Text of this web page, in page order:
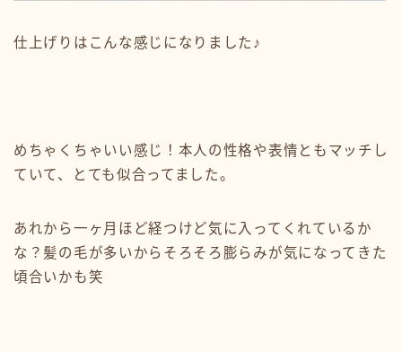
仕上げりはこんな感じになりました♪
めちゃくちゃいい感じ！本人の性格や表情ともマッチし
ていて、とても似合ってました。
あれから一ヶ月ほど経つけど気に入ってくれているか
な？髪の毛が多いからそろそろ膨らみが気になってきた
頃合いかも笑